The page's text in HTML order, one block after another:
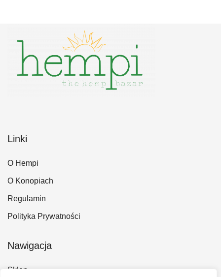
Linki
O Hempi
O Konopiach
Regulamin
Polityka Prywatności
Nawigacja
Sklep